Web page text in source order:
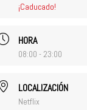
¡Caducado!
HORA
08:00 - 23:00
LOCALIZACIÓN
Netflix